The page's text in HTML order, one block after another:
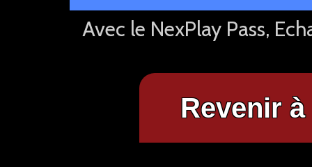
Avec le NexPlay Pass,
Revenir